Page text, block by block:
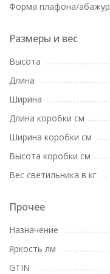
Форма плафона/
Размеры и вес
Высота
Длина
Ширина
Длина коробки см
Ширина коробки см
Высота коробки см
Вес светильника в кг
Прочее
Назначение
Яркость лм
GTIN